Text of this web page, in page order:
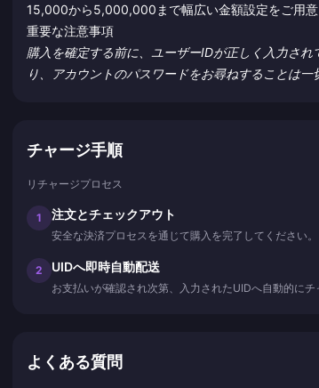
15,000から5,000,000まで幅広い金額設定をご用意
重要な注意事項
購入を確定する前に、ユーザーIDが正しく入力さ
り、アカウントのパスワードをお尋ねすることは
チャージ手順
リチャージプロセス
1 注文とチェックアウト
安全な決済プロセスを通じて購入を完了してください。
2 UIDへ即時自動配送
お支払いが確認され次第、入力されたUIDへ自動的に
よくある質問